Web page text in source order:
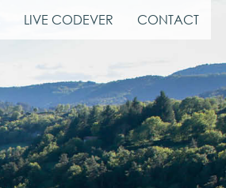
LIVE CODEVER CONTACT